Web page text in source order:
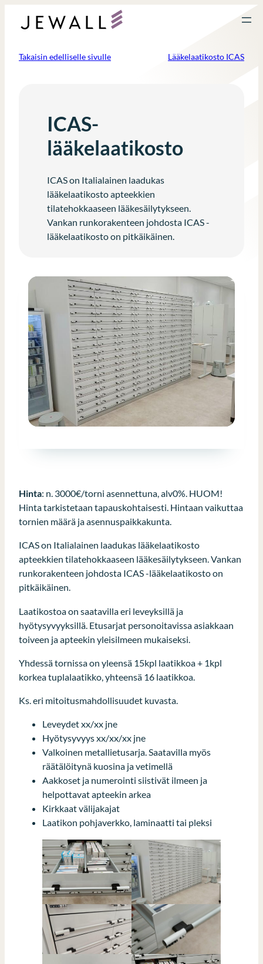
sisältöön
Takaisin edelliselle sivulle Lääkelaatikosto ICAS
ICAS-
lääkelaatikosto
ICAS on Italialainen laadukas
lääkelaatikosto apteekkien
tilatehokkaaseen lääkesäilytykseen.
Vankan runkorakenteen johdosta ICAS -
lääkelaatikosto on pitkäikäinen.
Hinta: n. 3000€/torni asennettuna, alv0%. HUOM!
Hinta tarkistetaan tapauskohtaisesti. Hintaan vaikuttaa
tornien määrä ja asennuspaikkakunta.
ICAS on Italialainen laadukas lääkelaatikosto
apteekkien tilatehokkaaseen lääkesäilytykseen. Vankan
runkorakenteen johdosta ICAS -lääkelaatikosto on
pitkäikäinen.
Laatikostoa on saatavilla eri leveyksillä ja
hyötysyvyyksillä. Etusarjat personoitavissa asiakkaan
toiveen ja apteekin yleisilmeen mukaiseksi.
Yhdessä tornissa on yleensä 15kpl laatikkoa + 1kpl
korkea tuplalaatikko, yhteensä 16 laatikkoa.
Ks. eri mitoitusmahdollisuudet kuvasta.
Leveydet xx/xx jne
Hyötysyvyys xx/xx/xx jne
Valkoinen metallietusarja. Saatavilla myös
räätälöitynä kuosina ja vetimellä
Aakkoset ja numerointi siistivät ilmeen ja
helpottavat apteekin arkea
Kirkkaat välijakajat
Laatikon pohjaverkko, laminaatti tai pleksi